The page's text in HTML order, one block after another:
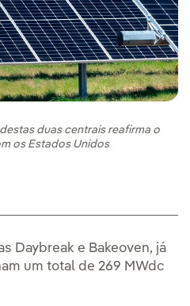
duas centrais reafirma o
os Estados Unidos
Daybreak e Bakeoven, já
um total de 269 MWdc